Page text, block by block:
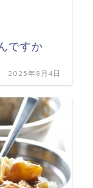
ですか
2025年8月4日